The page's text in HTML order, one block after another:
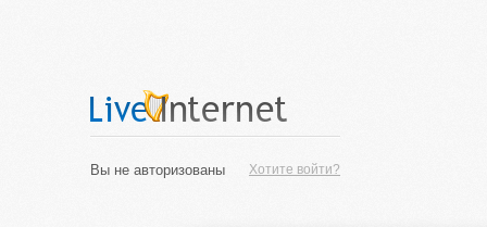
Хотите войти?
Вы не авторизованы